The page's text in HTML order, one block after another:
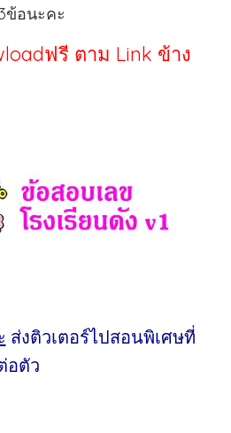
ข้อนะคะ
ฟรี ตาม Link ข้าง
ส่งติวเตอร์ไปสอนพิเศษที่
อตัว